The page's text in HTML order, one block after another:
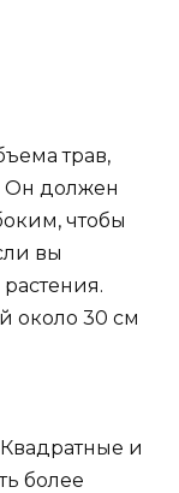
трав,
Он должен
чтобы
вы
около 30 см
и
более